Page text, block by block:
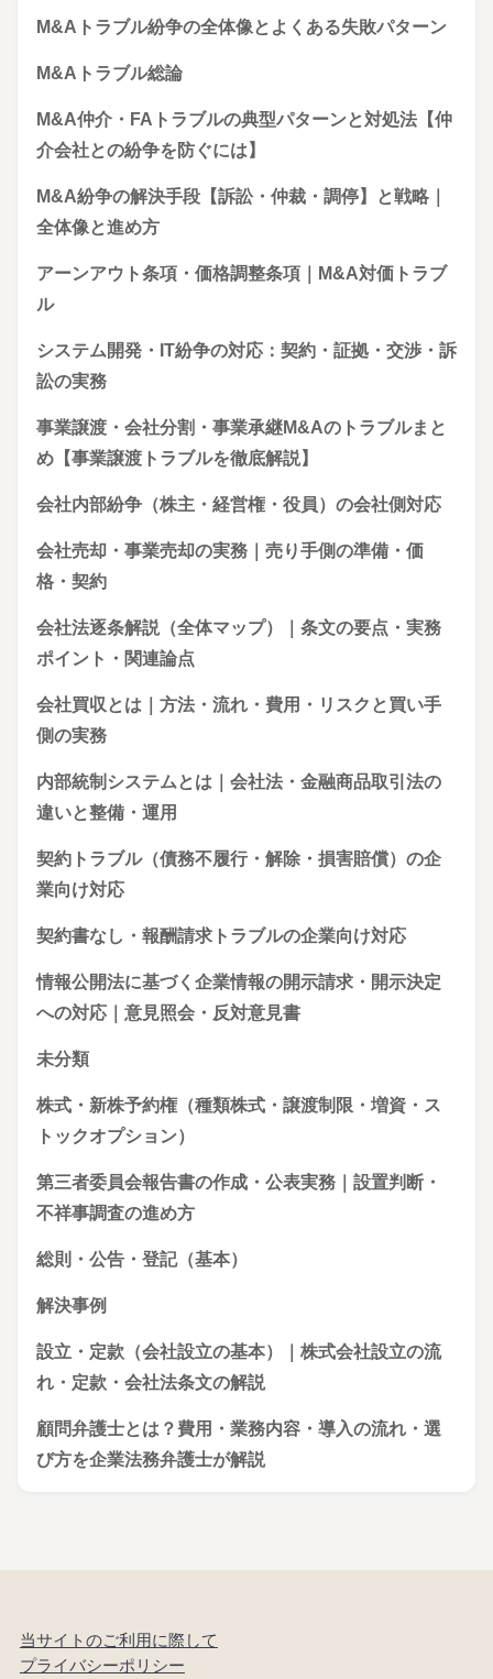
M&Aトラブル紛争の全体像とよくある失敗パターン
M&Aトラブル総論
M&A仲介・FAトラブルの典型パターンと対処法【仲
介会社との紛争を防ぐには】
M&A紛争の解決手段【訴訟・仲裁・調停】と戦略｜
全体像と進め方
アーンアウト条項・価格調整条項｜M&A対価トラブ
ル
システム開発・IT紛争の対応：契約・証拠・交渉・訴
訟の実務
事業譲渡・会社分割・事業承継M&Aのトラブルまと
め【事業譲渡トラブルを徹底解説】
会社内部紛争（株主・経営権・役員）の会社側対応
会社売却・事業売却の実務｜売り手側の準備・価
格・契約
会社法逐条解説（全体マップ）｜条文の要点・実務
ポイント・関連論点
会社買収とは｜方法・流れ・費用・リスクと買い手
側の実務
内部統制システムとは｜会社法・金融商品取引法の
違いと整備・運用
契約トラブル（債務不履行・解除・損害賠償）の企
業向け対応
契約書なし・報酬請求トラブルの企業向け対応
情報公開法に基づく企業情報の開示請求・開示決定
への対応｜意見照会・反対意見書
未分類
株式・新株予約権（種類株式・譲渡制限・増資・ス
トックオプション）
第三者委員会報告書の作成・公表実務｜設置判断・
不祥事調査の進め方
総則・公告・登記（基本）
解決事例
設立・定款（会社設立の基本）｜株式会社設立の流
れ・定款・会社法条文の解説
顧問弁護士とは？費用・業務内容・導入の流れ・選
び方を企業法務弁護士が解説
当サイトのご利用に際して
プライバシーポリシー